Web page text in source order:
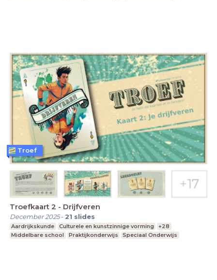
Troefkaart 2 - Drijfveren
December 2025- 21 slides
Aardrijkskunde Culturele en kunstzinnige vorming
+28
Middelbare school
Praktijkonderwijs Speciaal Onderwijs
Troef